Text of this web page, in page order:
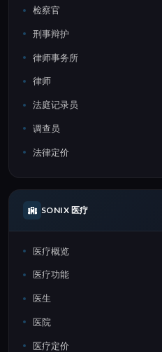
检察官
刑事辩护
律师事务所
律师
法庭记录员
调查员
法律定价
SONIX 医疗
医疗概览
医疗功能
医生
医院
医疗定价